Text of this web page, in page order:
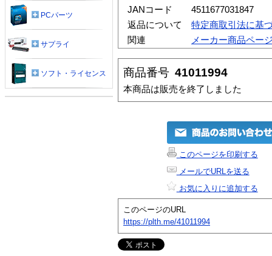
JANコード
4511677031847
返品について
特定商取引法に基
関連
メーカー商品ペー
商品番号 41011994
本商品は販売を終了しました
このページを印刷する
メールでURLを送る
お気に入りに追加する
このページのURL
https://plth.me/41011994
PCパーツ
サプライ
ソフト・ライセンス